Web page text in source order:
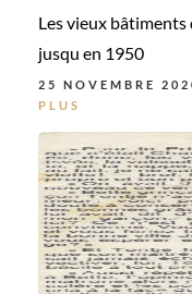
Les vieux
jusqu en 1950
25 NOVEMBRE
PLUS